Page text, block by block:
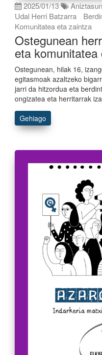
2025/01/13
Udal Herri Batzarra
Komunitatea eta zaintza
Ostegunean
eta komunitatea
Ostegunean, hilak 16,
egitasmoak azaltzeko
jarri da hitzordua eta
ongizatea eta herritarrak
Gehiago